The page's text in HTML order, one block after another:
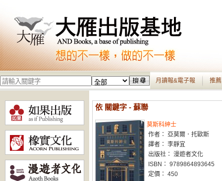
月讀報&電子報 推
依 關鍵字 - 蘇聯
莫斯科紳士
作者： 亞莫爾．托歐斯
譯者： 李靜宜
出版社： 漫遊者文化
ISBN： 9789864893645
定價： 450